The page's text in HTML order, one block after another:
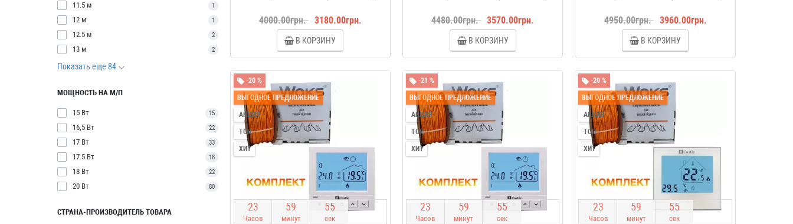
11.5 м 1
12 м 1
12.5 м 2
13 м 2
Показать еще 84
МОЩНОСТЬ НА М/П
15 Вт 15
16,5 Вт 22
17 Вт 33
17.5 Вт 18
18 Вт 22
20 Вт 80
СТРАНА-ПРОИЗВОДИТЕЛЬ ТОВАРА
4000.00грн. 3180.00грн.
В КОРЗИНУ
4480.00грн. 3570.00грн.
В КОРЗИНУ
4950.00грн. 3960.00грн.
В КОРЗИНУ
-20 %
ВЫГОДНОЕ ПРЕДЛОЖЕНИЕ
АКЦИЯ
ТОП
ХИТ
23
Часов
59
минут
54
сек
-21 %
ВЫГОДНОЕ ПРЕДЛОЖЕНИЕ
АКЦИЯ
ТОП
ХИТ
23
Часов
59
минут
54
сек
-20 %
ВЫГОДНОЕ ПРЕДЛОЖЕНИЕ
АКЦИЯ
ТОП
ХИТ
23
Часов
59
минут
54
сек